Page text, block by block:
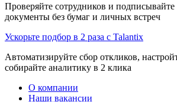
Проверяйте сотрудников и
документы без бумаг и личных встреч
Ускорьте подбор в 2 раза с Talantix
Автоматизируйте сбор откликов,
собирайте аналитику в 2 клика
О компании
Наши вакансии